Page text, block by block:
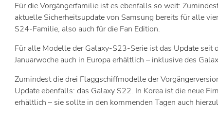
Für die Vorgängerfamilie ist es ebenfalls so weit:
aktuelle Sicherheitsupdate von Samsung bereits für alle
S24-Familie, also auch für die Fan Edition.
Für alle Modelle der Galaxy-S23-Serie ist das Update seit
Januarwoche auch in Europa erhältlich – inklusive des
Zumindest die drei Flaggschiffmodelle der
Update ebenfalls: das Galaxy S22. In Korea ist die neue
erhältlich – sie sollte in den kommenden Tagen auch